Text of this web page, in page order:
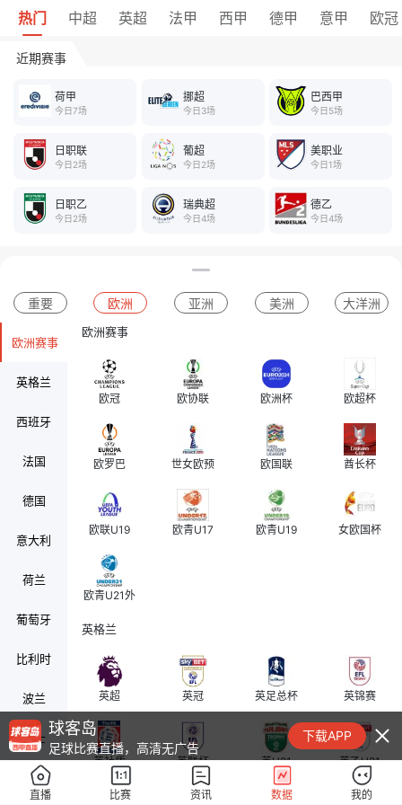
热门 中超 英超 法甲 西甲 德甲 意甲 欧冠
近期赛事
荷甲
今日7场
挪超
今日3场
巴西甲
今日5场
日职联
今日2场
葡超
今日2场
美职业
今日1场
日职乙
今日2场
瑞典超
今日4场
德乙
今日4场
重要 欧洲 亚洲 美洲 大洋洲
欧洲赛事
英格兰
西班牙
法国
德国
意大利
荷兰
葡萄牙
比利时
波兰
瑞士
奥地利
欧洲赛事
欧冠 欧协联 欧洲杯 欧超杯
欧罗巴 世女欧预 欧国联 酋长杯
欧联U19 欧青U17 欧青U19 女欧国杯
欧青U21外
英格兰
英超 英冠 英足总杯 英锦赛
英社盾 英联杯 英U21 英乙U21
球客岛
足球比赛直播，高清无广告
下载APP
直播 比赛 资讯 数据 我的